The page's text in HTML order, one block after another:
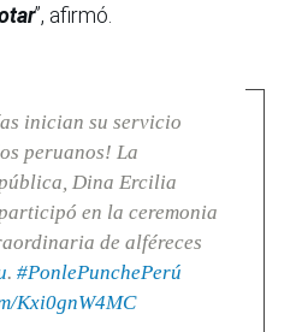
”, afirmó.
inician su servicio
peruanos! La
Dina Ercilia
en la ceremonia
de alféreces
. #PonlePunchePerú
Kxi0gnW4MC